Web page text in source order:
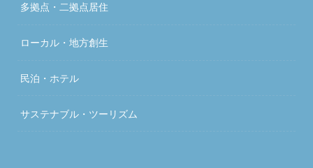
多拠点・二拠点居住
ローカル・地方創生
民泊・ホテル
サステナブル・ツーリズム